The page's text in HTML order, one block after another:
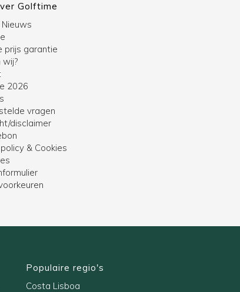
Golftime
prijs garantie
wij?
2026
vragen
disclaimer
& Cookies
Populaire regio's
Costa Lisboa